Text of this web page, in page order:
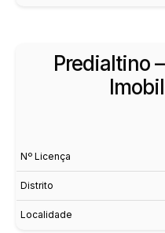
Predialtino
Nº Licença
Distrito
Localidade